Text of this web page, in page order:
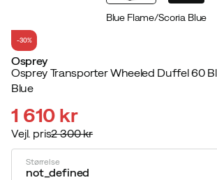
Blue Flame/Scoria Blue
-30%
Osprey
Osprey Transporter Wheeled Duffel 60
Blue
discounted
price
1 610 kr
original
price
Vejl. pris2 300 kr
Størrelse
not_defined